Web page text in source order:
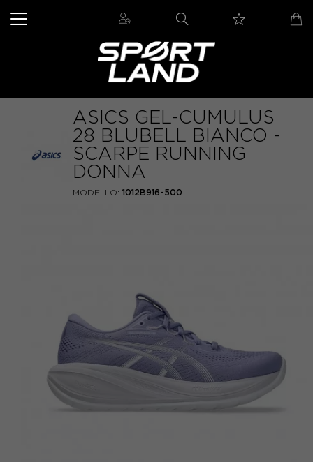
ASICS GEL-CUMULUS
28 BLUBELL BIANCO -
SCARPE RUNNING
DONNA
MODELLO: 1012B916-500